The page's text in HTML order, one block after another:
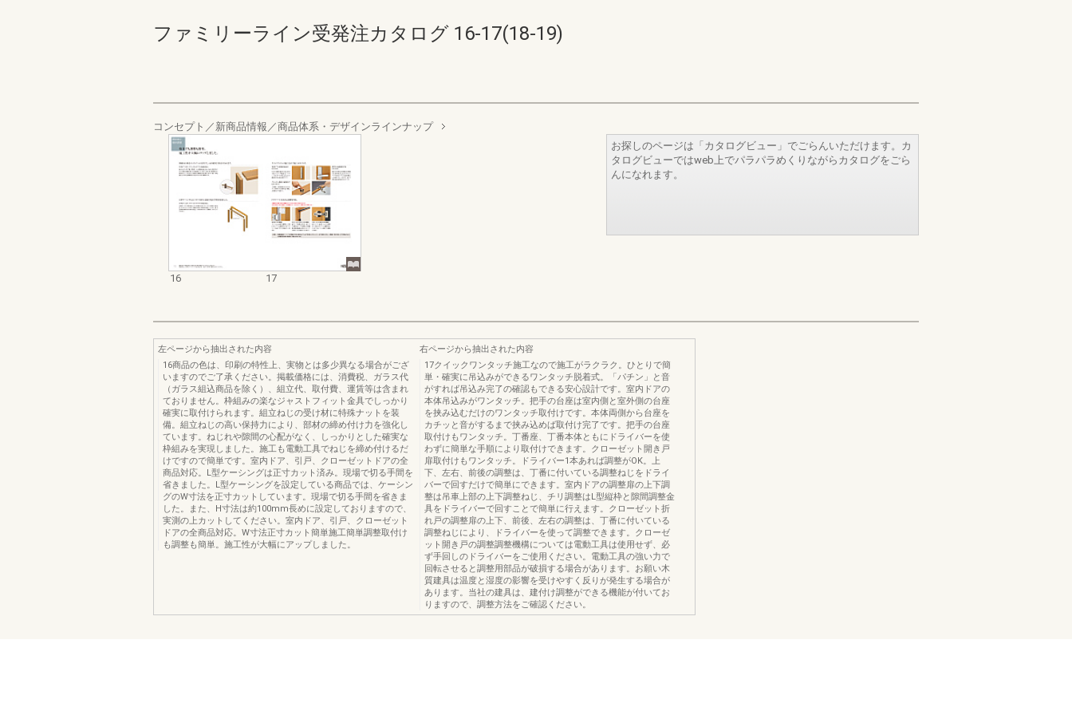
ファミリーライン受発注カタログ 16-17(18-19)
コンセプト／新商品情報／商品体系・デザインラインナップ
16 17
お探しのページは「カタログビュー」でごらんいただけます。カ
タログビューではweb上でパラパラめくりながらカタログをごら
んになれます。
左ページから抽出された内容
16商品の色は、印刷の特性上、実物とは多少異なる場合がござ
いますのでご了承ください。掲載価格には、消費税、ガラス代
（ガラス組込商品を除く）、組立代、取付費、運賃等は含まれ
ておりません。枠組みの楽なジャストフィット金具でしっかり
確実に取付けられます。組立ねじの受け材に特殊ナットを装
備。組立ねじの高い保持力により、部材の締め付け力を強化し
ています。ねじれや隙間の心配がなく、しっかりとした確実な
枠組みを実現しました。施工も電動工具でねじを締め付けるだ
けですので簡単です。室内ドア、引戸、クローゼットドアの全
商品対応。L型ケーシングは正寸カット済み。現場で切る手間を
省きました。L型ケーシングを設定している商品では、ケーシン
グのW寸法を正寸カットしています。現場で切る手間を省きま
した。また、H寸法は約100mm長めに設定しておりますので、
実測の上カットしてください。室内ドア、引戸、クローゼット
ドアの全商品対応。W寸法正寸カット簡単施工簡単調整取付け
も調整も簡単。施工性が大幅にアップしました。
右ページから抽出された内容
17クイックワンタッチ施工なので施工がラクラク。ひとりで簡
単・確実に吊込みができるワンタッチ脱着式。「パチン」と音
がすれば吊込み完了の確認もできる安心設計です。室内ドアの
本体吊込みがワンタッチ。把手の台座は室内側と室外側の台座
を挟み込むだけのワンタッチ取付けです。本体両側から台座を
カチッと音がするまで挟み込めば取付け完了です。把手の台座
取付けもワンタッチ。丁番座、丁番本体ともにドライバーを使
わずに簡単な手順により取付けできます。クローゼット開き戸
扉取付けもワンタッチ。ドライバー1本あれば調整がOK。上
下、左右、前後の調整は、丁番に付いている調整ねじをドライ
バーで回すだけで簡単にできます。室内ドアの調整扉の上下調
整は吊車上部の上下調整ねじ、チリ調整はL型縦枠と隙間調整金
具をドライバーで回すことで簡単に行えます。クローゼット折
れ戸の調整扉の上下、前後、左右の調整は、丁番に付いている
調整ねじにより、ドライバーを使って調整できます。クローゼ
ット開き戸の調整調整機構については電動工具は使用せず、必
ず手回しのドライバーをご使用ください。電動工具の強い力で
回転させると調整用部品が破損する場合があります。お願い木
質建具は温度と湿度の影響を受けやすく反りが発生する場合が
あります。当社の建具は、建付け調整ができる機能が付いてお
りますので、調整方法をご確認ください。